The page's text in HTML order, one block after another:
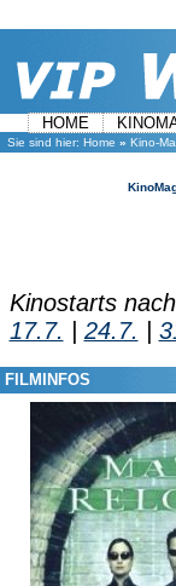
HOME
Sie sind hier: Home » Kino-
Kinostarts
17.7.
24.7.
FILMINFOS